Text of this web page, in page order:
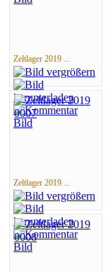
Zeltlager 2019 ...
Zeltlager 2019 ...